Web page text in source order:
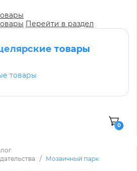
Перейти в раздел
товары
товары
0
Мозаичный парк